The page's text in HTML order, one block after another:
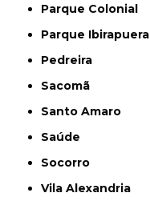
Parque Colonial
Parque Ibirapuera
Pedreira
Sacomã
Santo Amaro
Saúde
Socorro
Vila Alexandria